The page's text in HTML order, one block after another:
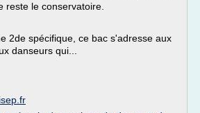
reste le conservatoire.
2de spécifique, ce bac s'adresse aux
danseurs qui...